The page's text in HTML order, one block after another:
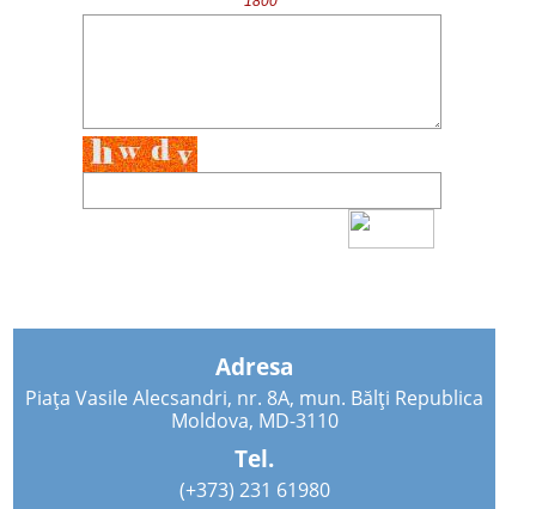
Adresa
Piața Vasile Alecsandri, nr. 8A, mun. Bălți Republica
Moldova, MD-3110
Tel.
(+373) 231 61980